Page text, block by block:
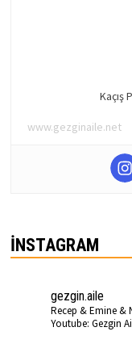
Kaçış
www.gezginaile.net
İNSTAGRAM
gezgin.aile
Recep & Emine &
Youtube: Gezgin